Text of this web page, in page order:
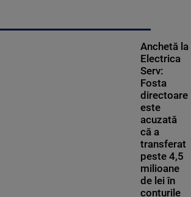
Anchetă la
Electrica
Serv:
Fosta
directoare
este
acuzată
că a
transferat
peste 4,5
milioane
de lei în
conturile